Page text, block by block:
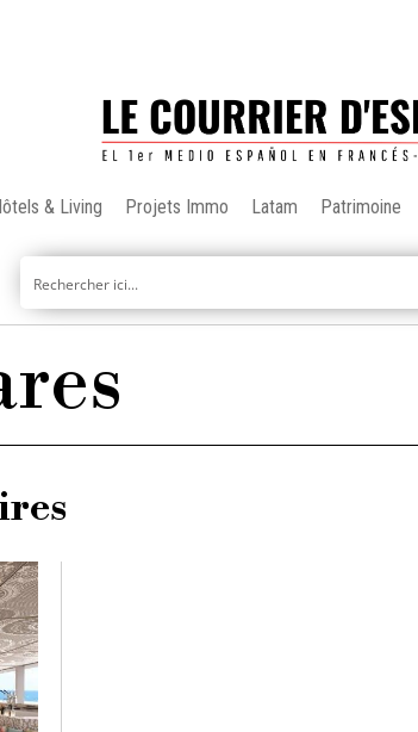
& Living Projets Immo Latam Patrimoine